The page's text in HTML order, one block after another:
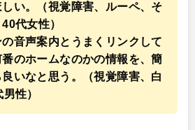
い。（視覚障害、ルーペ、そ
代女性）
の音声案内とうまくリンクして
のホームなのかの情報を、簡
いなと思う。（視覚障害、白
性）